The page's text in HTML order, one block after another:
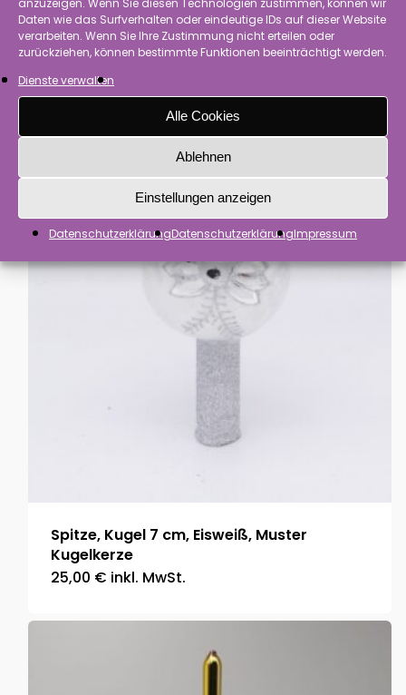
Daten wie das Surfverhalten oder eindeutige IDs auf dieser Website
verarbeiten. Wenn Sie Ihre Zustimmung nicht erteilen oder
zurückziehen, können bestimmte Funktionen beeinträchtigt werden.
Dienste verwalten
Alle Cookies
Ablehnen
Einstellungen anzeigen
DatenschutzerklärungDatenschutzerklärungImpressum
Spitze, Kugel 7 cm, Eisweiß, Muster
Kugelkerze
25,00 € inkl. MwSt.